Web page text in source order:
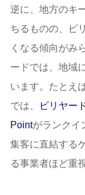
逆に、地方のキ
ちるものの、ビ
くなる傾向がみ
ードでは、地域
います。たとえ
では、
ビリヤー
Pointがランクイ
集客に直結する
る事業者ほど重